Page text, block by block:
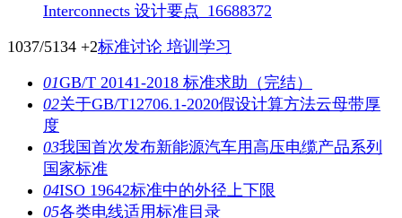
Interconnects 设计要点_16688372
1037/5134 +2标准讨论 培训学习
01GB/T 20141-2018 标准求助（完结）
02关于GB/T12706.1-2020假设计算方法云母带厚
度
03我国首次发布新能源汽车用高压电缆产品系列
国家标准
04ISO 19642标准中的外径上下限
05各类电线适用标准目录